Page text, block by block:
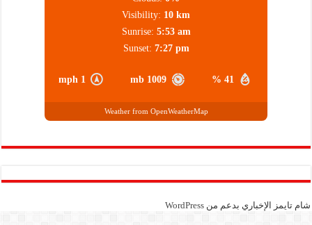
41 %
1009 mb
1 mph
Visibility: 10 km
Sunrise: 5:53 am
Sunset: 7:27 pm
Weather from OpenWeatherMap
شام تايمز الإخباري بدعم منWordPress